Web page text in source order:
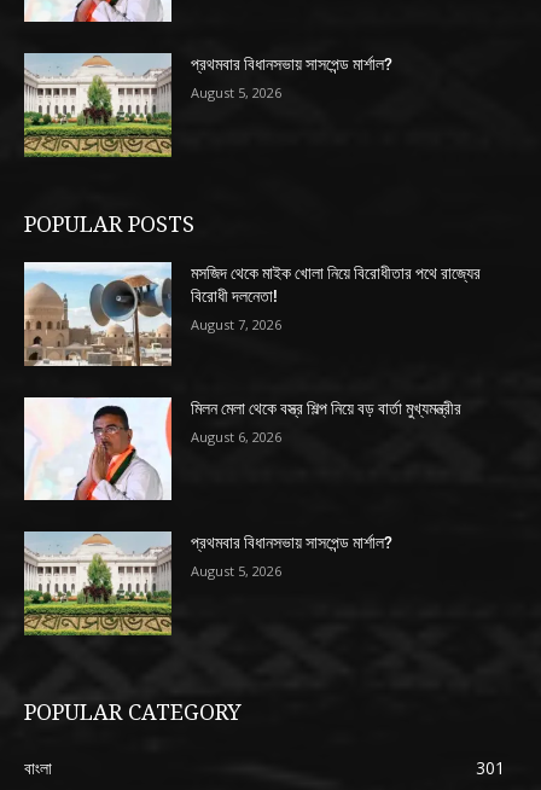
প্রথমবার বিধানসভায় সাসপেন্ড মার্শাল?
August 5, 2026
POPULAR POSTS
মসজিদ থেকে মাইক খোলা নিয়ে বিরোধীতার পথে রাজ্যের
বিরোধী দলনেতা!
August 7, 2026
মিলন মেলা থেকে বস্ত্র শিল্প নিয়ে বড় বার্তা মুখ্যমন্ত্রীর
August 6, 2026
প্রথমবার বিধানসভায় সাসপেন্ড মার্শাল?
August 5, 2026
POPULAR CATEGORY
বাংলা
301